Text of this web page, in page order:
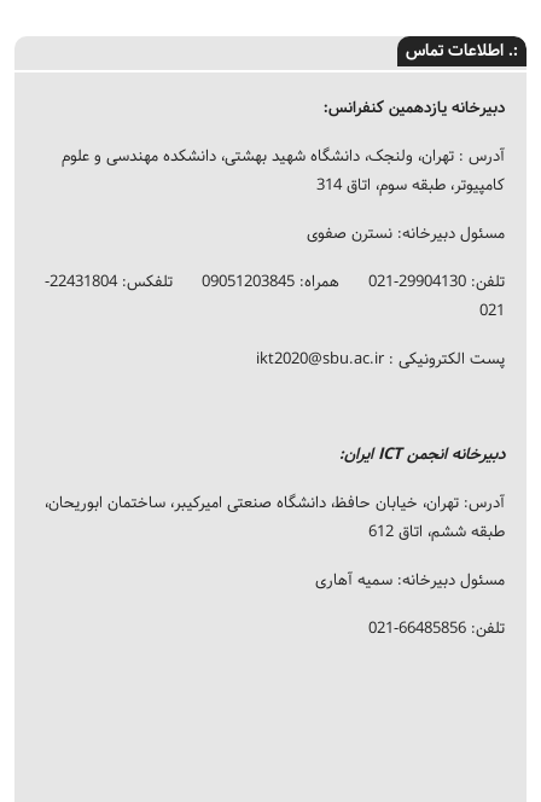
:. اطلاعات تماس
دبیرخانه یازدهمین کنفرانس:
آدرس : تهران، ولنجک، دانشگاه شهید بهشتی، دانشکده مهندسی و علوم
کامپیوتر، طبقه سوم، اتاق 314
مسئول دبیرخانه: نسترن صفوی
تلفن: 29904130-021 همراه: 09051203845 تلفکس: 22431804-
021
پست الکترونیکی : ikt2020@sbu.ac.ir
دبیرخانه انجمن ICT ایران:
آدرس: تهران، خیابان حافظ، دانشگاه صنعتی امیرکیبر، ساختمان ابوریحان،
طبقه ششم، اتاق 612
مسئول دبیرخانه: سمیه آهاری
تلفن: 66485856-021